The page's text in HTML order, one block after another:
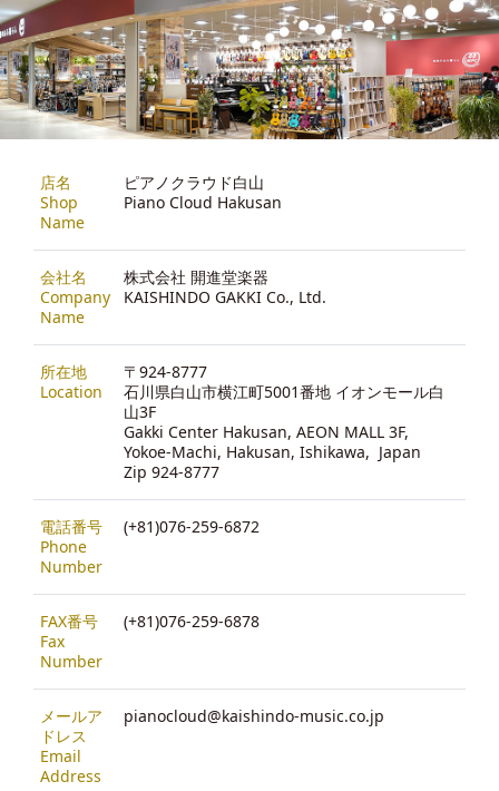
店名
Shop
Name
ピアノクラウド白山
Piano Cloud Hakusan
会社名
Company
Name
株式会社 開進堂楽器
KAISHINDO GAKKI Co., Ltd.
所在地
Location
〒924-8777
石川県白山市横江町5001番地 イオンモール白
山3F
Gakki Center Hakusan, AEON MALL 3F,
Yokoe-Machi, Hakusan, Ishikawa, Japan
Zip 924-8777
電話番号
Phone
Number
(+81)076-259-6872
FAX番号
Fax
Number
(+81)076-259-6878
メールア
ドレス
Email
Address
pianocloud@kaishindo-music.co.jp